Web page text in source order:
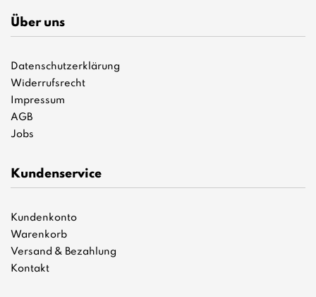
Über uns
Datenschutzerklärung
Widerrufsrecht
Impressum
AGB
Jobs
Kundenservice
Kundenkonto
Warenkorb
Versand & Bezahlung
Kontakt